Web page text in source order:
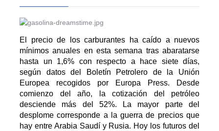
El precio de los carburantes ha caído a nuevos
mínimos anuales en esta semana tras abaratarse
hasta un 1,6% con respecto a hace siete días,
según datos del Boletín Petrolero de la Unión
Europea recogidos por Europa Press. Desde
comienzo del año, la cotización del petróleo
desciende más del 52%. La mayor parte del
desplome corresponde a la guerra de precios que
hay entre Arabia Saudí y Rusia. Hoy los futuros del